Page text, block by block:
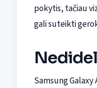
pokytis, tačiau
gali suteikti
Samsung